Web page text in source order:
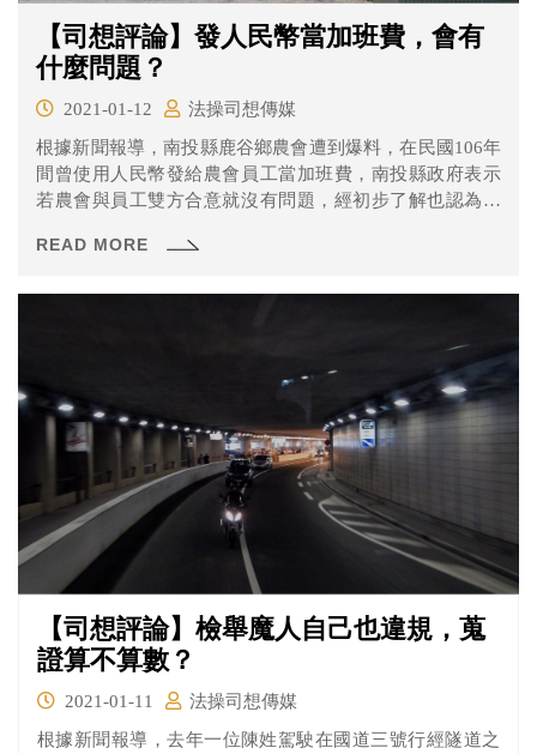
【司想評論】發人民幣當加班費，會有
什麼問題？
2021-01-12
法操司想傳媒
根據新聞報導，南投縣鹿谷鄉農會遭到爆料，在民國106年
間曾使用人民幣發給農會員工當加班費，南投縣政府表示
若農會與員工雙方合意就沒有問題，經初步了解也認為過
裡面喔！
READ MORE
【司想評論】檢舉魔人自己也違規，蒐
證算不算數？
2021-01-11
法操司想傳媒
根據新聞報導，去年一位陳姓駕駛在國道三號行經隧道之